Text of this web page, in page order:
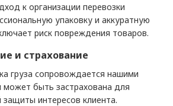
к организации перевозки
упаковку и аккуратную
риск повреждения товаров.
и страхование
груза сопровождается нашими
может быть застрахована для
интересов клиента.